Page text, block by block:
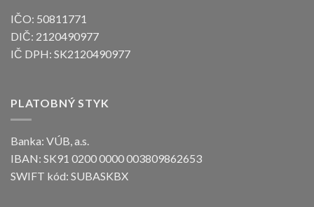
IČO: 50811771
DIČ: 2120490977
IČ DPH: SK2120490977
PLATOBNÝ STYK
Banka: VÚB, a.s.
IBAN: SK91 0200 0000 003809862653
SWIFT kód: SUBASKBX